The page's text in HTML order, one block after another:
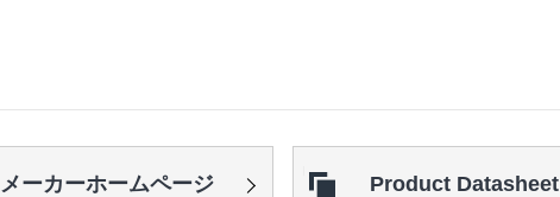
メーカーホームページ Product Datasheet